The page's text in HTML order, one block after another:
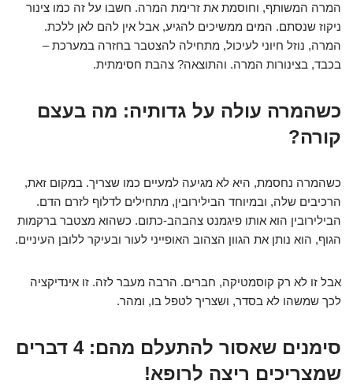
המרה המשותף, וחוסמת את זרימת המרה. חשבו על זה כמו צינור
ניקוז שנסתם. המים ממשיכים להגיע, אבל אין להם לאן ללכת.
המרה, נוזל חיוני לעיכול, מתחילה להצטבר בחזרה במערכת –
בכבד, בצינורות המרה. והתוצאה? צהבת חסימתית.
כשהמרה עולה על גדותיה: מה בעצם
קורה?
כשהמרה נחסמת, היא לא מגיעה למעיים כמו שצריך. במקום זאת,
הרכיבים שלה, ובמיוחד הבילירובין, מתחילים לדלוף לזרם הדם.
הבילירובין הוא אותו פיגמנט צהבהב-כתום. כשהוא מצטבר ברקמות
הגוף, הוא נותן את הגוון הצהוב האופייני לעור ובעיקר ללובן העיניים.
אבל זו לא רק קוסמטיקה, חברים. הרבה מעבר לזה. זו אינדיקציה
לכך שמשהו לא בסדר, ושצריך לטפל בו, ומהר.
סימנים שאסור להתעלם מהם: 4 דברים
שמצריכים ריצה לרופא!